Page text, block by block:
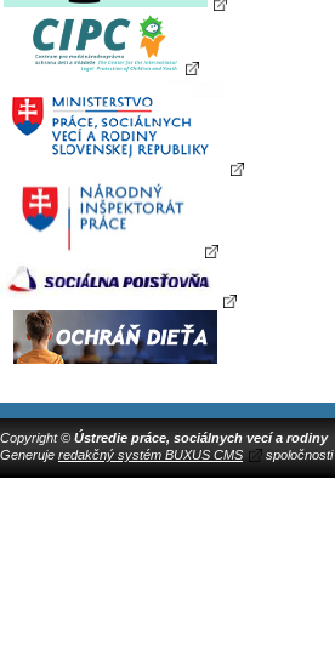
Copyright © Ústredie práce, sociálnych vecí a rodiny
Generuje redakčný systém BUXUS CMS spoločnosti